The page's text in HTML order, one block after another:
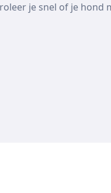
je snel of je hond